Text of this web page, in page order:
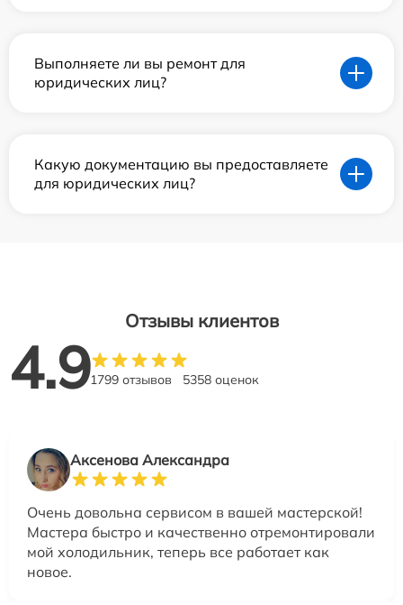
Выполняете ли вы ремонт для
юридических лиц?
Какую документацию вы предоставляете
для юридических лиц?
Отзывы клиентов
4.91799 отзывов 5358 оценок
Аксенова Александра
Очень довольна сервисом в вашей мастерской!
Мастера быстро и качественно отремонтировали
мой холодильник, теперь все работает как
новое.